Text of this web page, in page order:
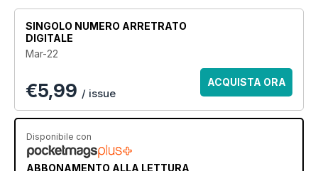
SINGOLO NUMERO ARRETRATO
DIGITALE
Mar-22
€5,99 / issue
ACQUISTA ORA
Disponibile con
ABBONAMENTO ALLA LETTURA